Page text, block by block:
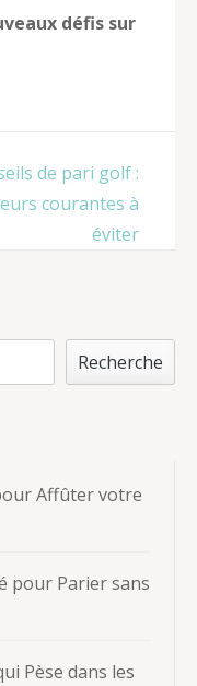
défis sur
de pari golf :
courantes à
éviter
Recherche
Affûter votre
pour Parier sans
Pèse dans les